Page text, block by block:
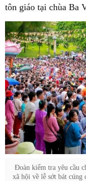
tôn giáo tại chùa Ba
Đoàn kiểm tra yêu cầu
xã hội về lễ sớt bát